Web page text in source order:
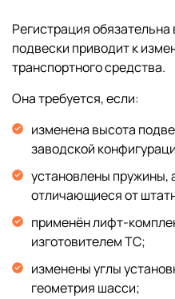
Регистрация обязательна
подвески приводит к
транспортного средства.
Она требуется, если:
изменена высота
заводской
установлены пружины,
отличающиеся от
применён лифт-
изготовителем ТС;
изменены углы
геометрия шасси;